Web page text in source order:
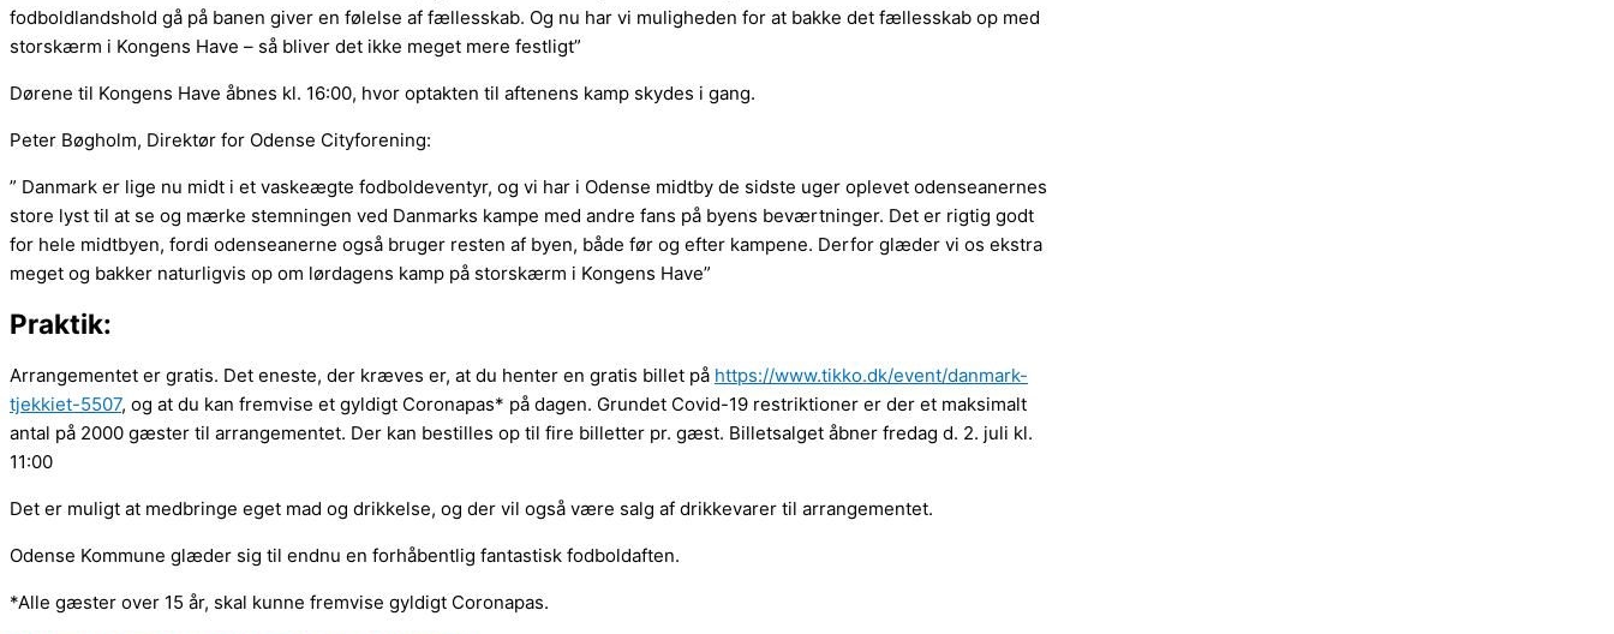
fodboldlandshold gå på banen giver en følelse af fællesskab. Og nu har vi muligheden for at bakke det fællesskab op med
storskærm i Kongens Have – så bliver det ikke meget mere festligt”
Dørene til Kongens Have åbnes kl. 16:00, hvor optakten til aftenens kamp skydes i gang.
Peter Bøgholm, Direktør for Odense Cityforening:
” Danmark er lige nu midt i et vaskeægte fodboldeventyr, og vi har i Odense midtby de sidste uger oplevet odenseanernes
store lyst til at se og mærke stemningen ved Danmarks kampe med andre fans på byens beværtninger. Det er rigtig godt
for hele midtbyen, fordi odenseanerne også bruger resten af byen, både før og efter kampene. Derfor glæder vi os ekstra
meget og bakker naturligvis op om lørdagens kamp på storskærm i Kongens Have”
Praktik:
Arrangementet er gratis. Det eneste, der kræves er, at du henter en gratis billet på https://www.tikko.dk/event/danmark-
tjekkiet-5507, og at du kan fremvise et gyldigt Coronapas* på dagen. Grundet Covid-19 restriktioner er der et maksimalt
antal på 2000 gæster til arrangementet. Der kan bestilles op til fire billetter pr. gæst. Billetsalget åbner fredag d. 2. juli kl.
11:00
Det er muligt at medbringe eget mad og drikkelse, og der vil også være salg af drikkevarer til arrangementet.
Odense Kommune glæder sig til endnu en forhåbentlig fantastisk fodboldaften.
*Alle gæster over 15 år, skal kunne fremvise gyldigt Coronapas.